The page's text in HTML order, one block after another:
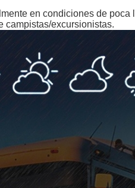
en condiciones de
campistas/excursionistas.